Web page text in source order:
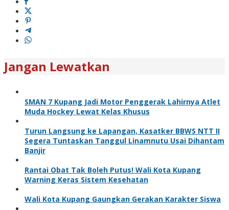
Jangan Lewatkan
SMAN 7 Kupang Jadi Motor Penggerak Lahirnya Atlet
Muda Hockey Lewat Kelas Khusus
Turun Langsung ke Lapangan, Kasatker BBWS NTT II
Segera Tuntaskan Tanggul Linamnutu Usai Dihantam
Banjir
Rantai Obat Tak Boleh Putus! Wali Kota Kupang
Warning Keras Sistem Kesehatan
Wali Kota Kupang Gaungkan Gerakan Karakter Siswa